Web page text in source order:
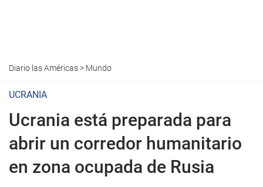
Diario las Américas> Mundo
UCRANIA
Ucrania está preparada para
abrir un corredor humanitario
en zona ocupada de Rusia